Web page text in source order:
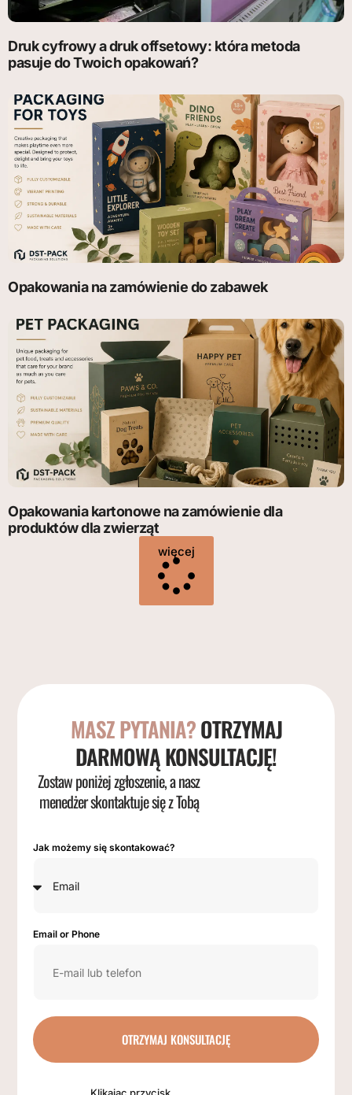
Druk cyfrowy a druk offsetowy: która metoda
pasuje do Twoich opakowań?
Opakowania na zamówienie do zabawek
Opakowania kartonowe na zamówienie dla
produktów dla zwierząt
więcej
MASZ PYTANIA?OTRZYMAJ
DARMOWĄ KONSULTACJĘ!
Zostaw poniżej zgłoszenie, a nasz
menedżer skontaktuje się z Tobą
Jak możemy się skontakować?
Email or Phone
OTRZYMAJ KONSULTACJĘ